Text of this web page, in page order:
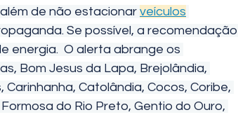
de não estacionar veículos
Se possível, a recomendação
energia.  O alerta abrange os
Bom Jesus da Lapa, Brejolândia,
Catolândia, Cocos, Coribe,
do Rio Preto, Gentio do Ouro,